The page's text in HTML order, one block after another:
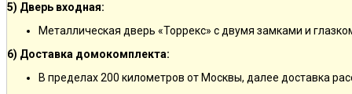
5) Дверь входная:
Металлическая дверь «Торрекс» с двумя замками и
6) Доставка домокомплекта:
В пределах 200 километров от Москвы, далее доставка